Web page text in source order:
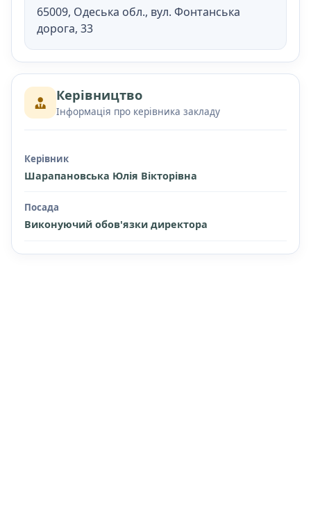
65009, Одеська обл., вул. Фонтанська
дорога, 33
Керівництво
Інформація про керівника закладу
Керівник
Шарапановська Юлія Вікторівна
Посада
Виконуючий обов'язки директора